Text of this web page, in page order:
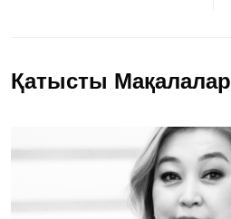
Қатысты Мақалалар